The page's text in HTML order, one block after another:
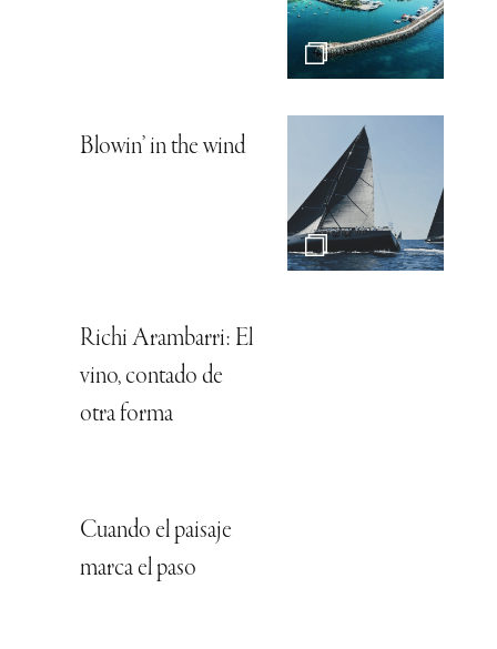
Blowin’ in the wind
Richi Arambarri: El
vino, contado de
otra forma
Cuando el paisaje
marca el paso